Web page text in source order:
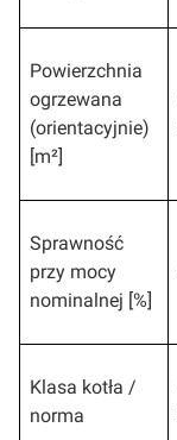
Powierzchnia
ogrzewana
(orientacyjnie)
[m²]
Sprawność
przy mocy
nominalnej [%]
Klasa kotła /
norma